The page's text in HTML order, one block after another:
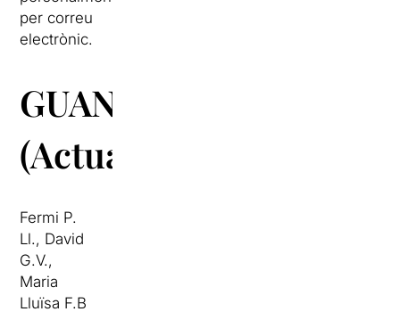
per correu
electrònic.
GUANYADORS
(Actualitzat)
Fermi P.
Ll., David
G.V.,
Maria
Lluïsa F.B